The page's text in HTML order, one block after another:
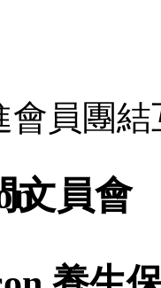
會員團結
文員會